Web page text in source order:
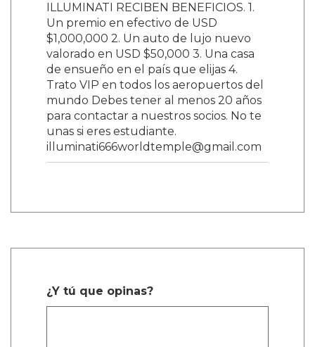
ILLUMINATI RECIBEN BENEFICIOS. 1.
Un premio en efectivo de USD
$1,000,000 2. Un auto de lujo nuevo
valorado en USD $50,000 3. Una casa
de ensueño en el país que elijas 4.
Trato VIP en todos los aeropuertos del
mundo Debes tener al menos 20 años
para contactar a nuestros socios. No te
unas si eres estudiante.
illuminati666worldtemple@gmail.com
¿Y tú que opinas?